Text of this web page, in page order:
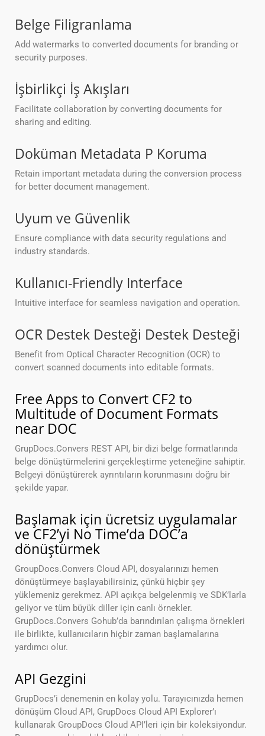
Belge Filigranlama
Add watermarks to converted documents for branding or
security purposes.
İşbirlikçi İş Akışları
Facilitate collaboration by converting documents for
sharing and editing.
Doküman Metadata P Koruma
Retain important metadata during the conversion process
for better document management.
Uyum ve Güvenlik
Ensure compliance with data security regulations and
industry standards.
Kullanıcı-Friendly Interface
Intuitive interface for seamless navigation and operation.
OCR Destek Desteği Destek Desteği
Benefit from Optical Character Recognition (OCR) to
convert scanned documents into editable formats.
Free Apps to Convert CF2 to
Multitude of Document Formats
near DOC
GrupDocs.Convers REST API, bir dizi belge formatlarında
belge dönüştürmelerini gerçekleştirme yeteneğine sahiptir.
Belgeyi dönüştürerek ayrıntıların korunmasını doğru bir
şekilde yapar.
Başlamak için ücretsiz uygulamalar
ve CF2’yi No Time’da DOC’a
dönüştürmek
GroupDocs.Convers Cloud API, dosyalarınızı hemen
dönüştürmeye başlayabilirsiniz, çünkü hiçbir şey
yüklemeniz gerekmez. API açıkça belgelenmiş ve SDK’larla
geliyor ve tüm büyük diller için canlı örnekler.
GrupDocs.Convers Gohub’da barındırılan çalışma örnekleri
ile birlikte, kullanıcıların hiçbir zaman başlamalarına
yardımcı olur.
API Gezgini
GrupDocs’i denemenin en kolay yolu. Tarayıcınızda hemen
dönüşüm Cloud API, GrupDocs Cloud API Explorer’ı
kullanarak GroupDocs Cloud API’leri için bir koleksiyondur.